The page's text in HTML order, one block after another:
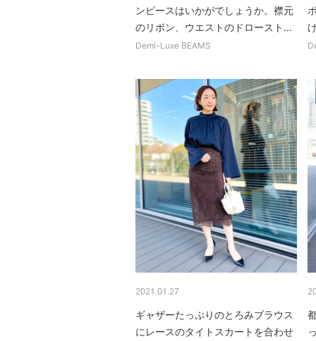
ンピースはいかがでしょうか。襟元
のリボン、ウエストのドロースト...
Demi-Luxe BEAMS
2021.01.27
ギャザーたっぷりのとろみブラウス
にレースのタイトスカートを合わせ